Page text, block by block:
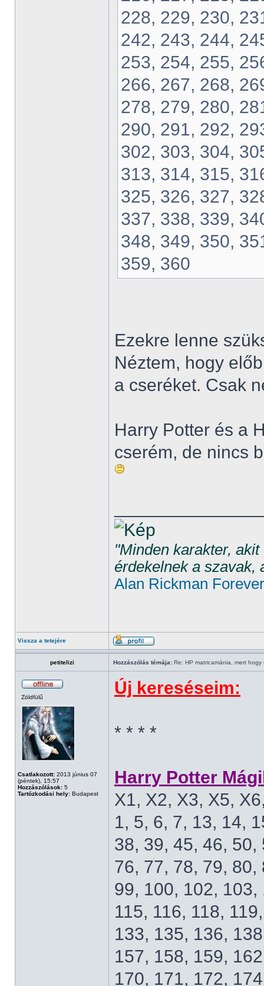
228, 229, 230,
242, 243, 244,
253, 254, 255,
266, 267, 268,
278, 279, 280,
290, 291, 292,
302, 303, 304,
313, 314, 315,
325, 326, 327,
337, 338, 339,
348, 349, 350,
359, 360
Ezekre lenne
Néztem, hogy
a cseréket. Csak
Harry Potter és a
cserém, de nincs
"Minden karakter,
érdekelnek a szavak,
Alan Rickman Forever
Vissza a tetejére
petitelizi Hozzászólás témája: Re: HP matricamánia, mert hogy
Zöldfülű
Csatlakozott: 2013 június 07
(péntek), 15:57
Hozzászólások: 5
Tartózkodási hely: Budapest
Új kereséseim:
* * * *
Harry Potter
X1, X2, X3, X5,
1, 5, 6, 7, 13, 14,
38, 39, 45, 46,
76, 77, 78, 79,
99, 100, 102, 103,
115, 116, 118,
133, 135, 136,
157, 158, 159,
170, 171, 172,